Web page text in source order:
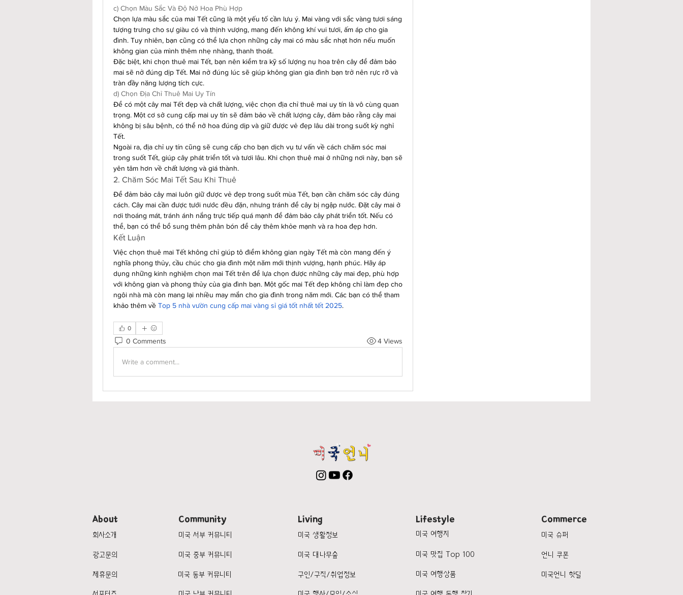
c) Chọn Màu Sắc Và Độ Nở Hoa Phù Hợp
Chọn lựa màu sắc của mai Tết cũng là một yếu tố cần lưu ý. Mai vàng với sắc vàng tươi sáng
tượng trưng cho sự giàu có và thịnh vượng, mang đến không khí vui tươi, ấm áp cho gia
đình. Tuy nhiên, bạn cũng có thể lựa chọn những cây mai có màu sắc nhạt hơn nếu muốn
không gian của mình thêm nhẹ nhàng, thanh thoát.
Đặc biệt, khi chọn thuê mai Tết, bạn nên kiểm tra kỹ số lượng nụ hoa trên cây để đảm bảo
mai sẽ nở đúng dịp Tết. Mai nở đúng lúc sẽ giúp không gian gia đình bạn trở nên rực rỡ và
tràn đầy năng lượng tích cực.
d) Chọn Địa Chỉ Thuê Mai Uy Tín
Để có một cây mai Tết đẹp và chất lượng, việc chọn địa chỉ thuê mai uy tín là vô cùng quan
trọng. Một cơ sở cung cấp mai uy tín sẽ đảm bảo về chất lượng cây, đảm bảo rằng cây mai
không bị sâu bệnh, có thể nở hoa đúng dịp và giữ được vẻ đẹp lâu dài trong suốt kỳ nghỉ
Tết.
Ngoài ra, địa chỉ uy tín cũng sẽ cung cấp cho bạn dịch vụ tư vấn về cách chăm sóc mai
trong suốt Tết, giúp cây phát triển tốt và tươi lâu. Khi chọn thuê mai ở những nơi này, bạn sẽ
yên tâm hơn về chất lượng và giá thành.
2. Chăm Sóc Mai Tết Sau Khi Thuê
Để đảm bảo cây mai luôn giữ được vẻ đẹp trong suốt mùa Tết, bạn cần chăm sóc cây đúng
cách. Cây mai cần được tưới nước đều đặn, nhưng tránh để cây bị ngập nước. Đặt cây mai ở
nơi thoáng mát, tránh ánh nắng trực tiếp quá mạnh để đảm bảo cây phát triển tốt. Nếu có
thể, bạn có thể bổ sung thêm phân bón để cây thêm khỏe mạnh và ra hoa đẹp hơn.
Kết Luận
Việc chọn thuê mai Tết không chỉ giúp tô điểm không gian ngày Tết mà còn mang đến ý
nghĩa phong thủy, cầu chúc cho gia đình một năm mới thịnh vượng, hạnh phúc. Hãy áp
dụng những kinh nghiệm chọn mai Tết trên để lựa chọn được những cây mai đẹp, phù hợp
với không gian và phong thủy của gia đình bạn. Một gốc mai Tết đẹp không chỉ làm đẹp cho
ngôi nhà mà còn mang lại nhiều may mắn cho gia đình trong năm mới. Các bạn có thể tham
khảo thêm về Top 5 nhà vườn cung cấp mai vàng sỉ giá tốt nhất tết 2025.
0
0 Comments 4 Views
Write a comment...
About
회사소개
광고문의
제휴문의
Community
미국 서부 커뮤니티
미국 중부 커뮤니티
미국 동부 커뮤니티
Living
미국 생활정보
미국 대나무숲
구인/구직/취업정보
Lifestyle
미국 여행지
미국 맛집 Top 100
미국 여행상품
Commerce
미국 슈퍼
언니 쿠폰
미국언니 핫딜